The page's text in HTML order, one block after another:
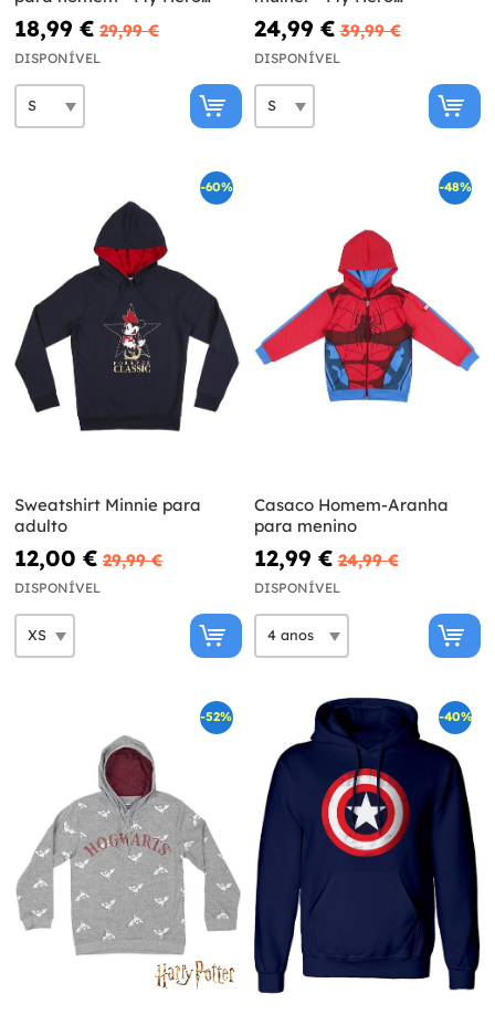
Academia
18,99 € 29,99 €
DISPONÍVEL
Academia
24,99 € 39,99 €
DISPONÍVEL
-60%
Sweatshirt Minnie para
adulto
12,00 € 29,99 €
DISPONÍVEL
-48%
Casaco Homem-Aranha
para menino
12,99 € 24,99 €
DISPONÍVEL
-52% -40%